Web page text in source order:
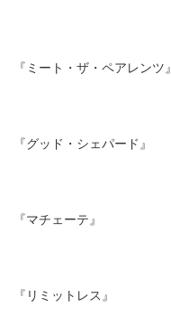
『ミート・ザ・ペアレンツ』
『グッド・シェパード』
『マチェーテ』
『リミットレス』